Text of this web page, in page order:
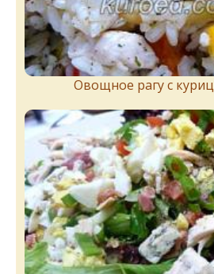
Овощное рагу с